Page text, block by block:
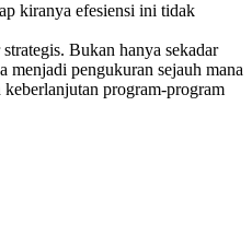
kiranya efesiensi ini tidak
Bukan hanya sekadar
menjadi pengukuran sejauh mana
program-program